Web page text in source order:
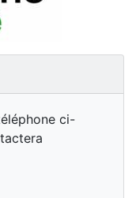
ci-